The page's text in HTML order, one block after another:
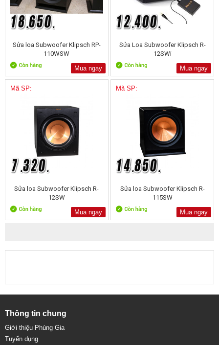
Sửa loa Subwoofer Klipsch RP-
110WSW
Mua ngay
Sửa Loa Subwoofer Klipsch R-
12SWi
Mua ngay
Mã SP:
Sửa loa Subwoofer Klipsch R-
12SW
Mua ngay
Mã SP:
Sửa loa Subwoofer Klipsch R-
115SW
Mua ngay
Thông tin chung
Giới thiệu Phùng Gia
Tuyển dụng